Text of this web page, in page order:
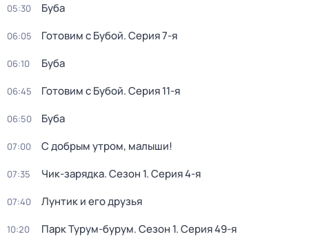
05:30 Буба
06:05 Готовим с Бубой. Серия 7-я
06:10 Буба
06:45 Готовим с Бубой. Серия 11-я
06:50 Буба
07:00 С добрым утром, малыши!
07:35 Чик-зарядка. Сезон 1. Серия 4-я
07:40 Лунтик и его друзья
10:20 Парк Турум-бурум. Сезон 1. Серия 49-я